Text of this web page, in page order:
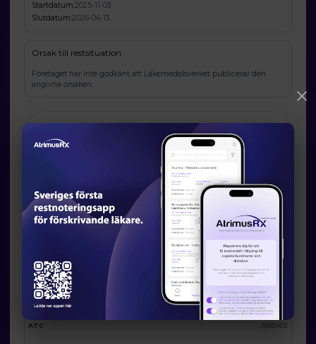
Startdatum:2025-11-03
Slutdatum:2026-04-13
Orsak till restsituation
Företaget har inte godkänt att Läkemedelsverket publicerar den
angivna orsaken.
Läkemedelsverkets information om möjliga
alternativ
Eventuella licensalternativ från
AtrimusRx
mn
Octagam 10% (100mg/ml) intravenous solution 2g/20ml, 1 x 20ml
(preservative-free)
Förpackning
Substans Humman immune globulin
ATC J06BA02